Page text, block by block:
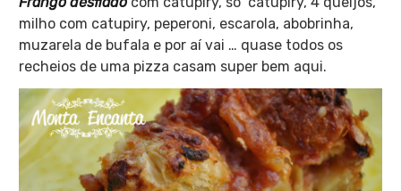
milho com catupiry, peperoni, escarola, abobrinha,
muzarela de bufala e por aí vai … quase todos os
recheios de uma pizza casam super bem aqui.